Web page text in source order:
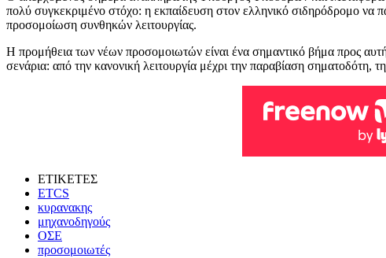
πολύ συγκεκριμένο στόχο: η εκπαίδευση στον ελληνικό σιδηρόδρομο να
προσομοίωση συνθηκών λειτουργίας.
Η προμήθεια των νέων προσομοιωτών είναι ένα σημαντικό βήμα προς
σενάρια: από την κανονική λειτουργία μέχρι την παραβίαση σηματοδότη,
ΕΤΙΚΕΤΕΣ
ETCS
κυρανακης
μηχανοδηγούς
ΟΣΕ
προσομοιωτές